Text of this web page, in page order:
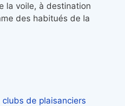
la voile, à destination
des habitués de la
de plaisanciers